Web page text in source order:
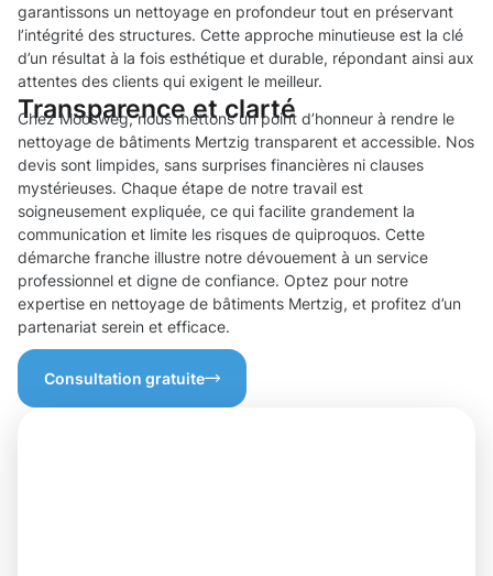
garantissons un nettoyage en profondeur tout en préservant
l’intégrité des structures. Cette approche minutieuse est la clé
d’un résultat à la fois esthétique et durable, répondant ainsi aux
attentes des clients qui exigent le meilleur.
Transparence et clarté
Chez Moosweg, nous mettons un point d’honneur à rendre le
nettoyage de bâtiments Mertzig transparent et accessible. Nos
devis sont limpides, sans surprises financières ni clauses
mystérieuses. Chaque étape de notre travail est
soigneusement expliquée, ce qui facilite grandement la
communication et limite les risques de quiproquos. Cette
démarche franche illustre notre dévouement à un service
professionnel et digne de confiance. Optez pour notre
expertise en nettoyage de bâtiments Mertzig, et profitez d’un
partenariat serein et efficace.
Consultation gratuite